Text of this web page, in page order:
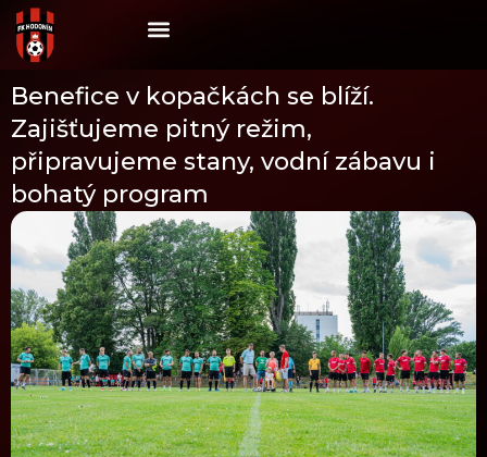
Skip
to
content
Benefice v kopačkách se blíží.
Zajišťujeme pitný režim,
připravujeme stany, vodní zábavu i
bohatý program